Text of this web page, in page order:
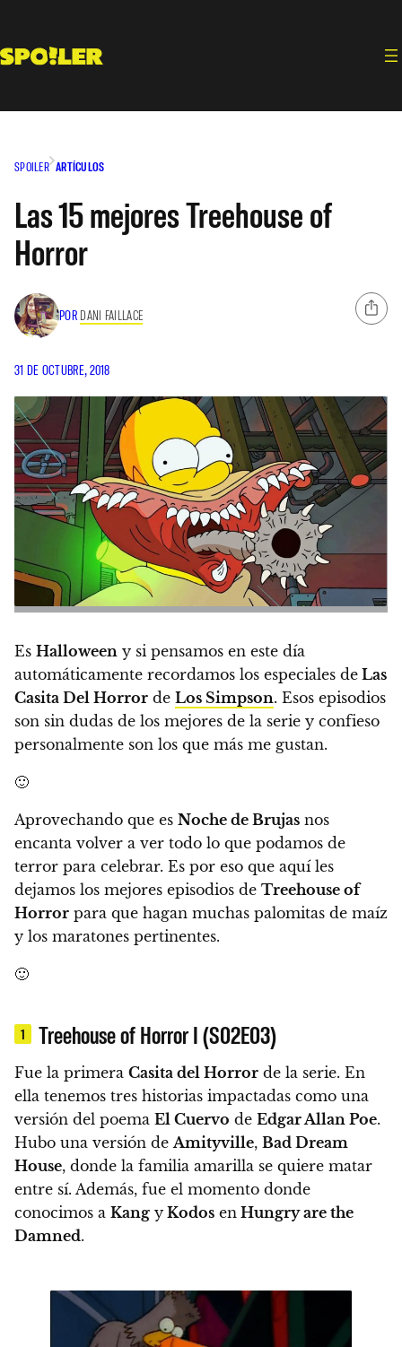
contenido
SPOILER ARTÍCULOS
Las 15 mejores Treehouse of
Horror
POR DANI FAILLACE
31 DE OCTUBRE, 2018
Es Halloween y si pensamos en este día
automáticamente recordamos los especiales de Las
Casita Del Horror de Los Simpson. Esos episodios
son sin dudas de los mejores de la serie y confieso
personalmente son los que más me gustan.
🙂
Aprovechando que es Noche de Brujas nos
encanta volver a ver todo lo que podamos de
terror para celebrar. Es por eso que aquí les
dejamos los mejores episodios de Treehouse of
Horror para que hagan muchas palomitas de maíz
y los maratones pertinentes.
🙂
1 Treehouse of Horror I (S02E03)
Fue la primera Casita del Horror de la serie. En
ella tenemos tres historias impactadas como una
versión del poema El Cuervo de Edgar Allan Poe.
Hubo una versión de Amityville, Bad Dream
House, donde la familia amarilla se quiere matar
entre sí. Además, fue el momento donde
conocimos a Kang y Kodos en Hungry are the
Damned.